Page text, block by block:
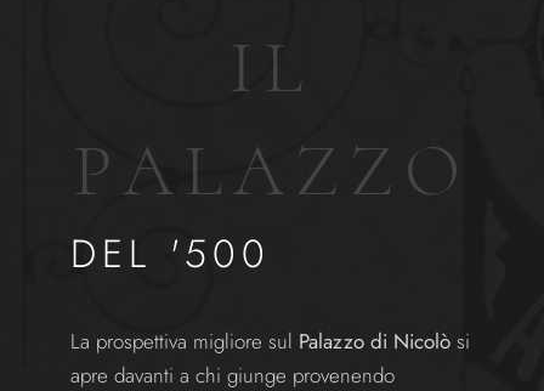
IL
PALAZ Z O
DEL '500
La prospettiva migliore sul Palazzo di Nicolò si
apre davanti a chi giunge provenendo